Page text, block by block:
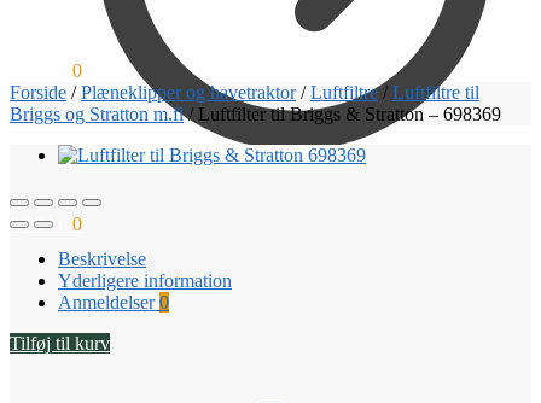
0,00kr. 0
0
Forside /Plæneklipper og havetraktor/Luftfiltre/ Luftfiltre til
Briggs og Stratton m.fl/ Luftfilter til Briggs & Stratton – 698369
Beskrivelse
Yderligere information
Anmeldelser0
Tilføj til kurv